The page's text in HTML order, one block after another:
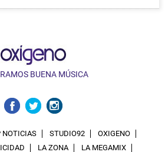
BUENA MÚSICA
NOTICIAS STUDIO92
OXIGENO
LA ZONA LA MEGAMIX